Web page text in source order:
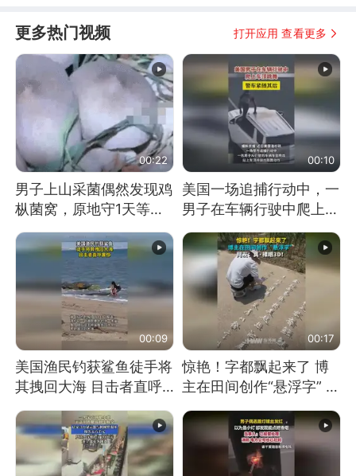
更多热门视频 打开应用 查看更多
00:22
男子上山采菌偶然发现鸡
枞菌窝，原地守1天等它
长大：挖了140多朵
00:10
美国一场追捕行动中，一
男子在车辆行驶中爬上车
顶跳舞。（新京报）
00:09
美国渔民钓获鲨鱼徒手将
其拽回大海 目击者直呼
震惊 （视频来源：参考
消息）
00:17
惊艳！字都飘起来了 博
主在田间创作“悬浮字” 网
友：真·裸眼3D！